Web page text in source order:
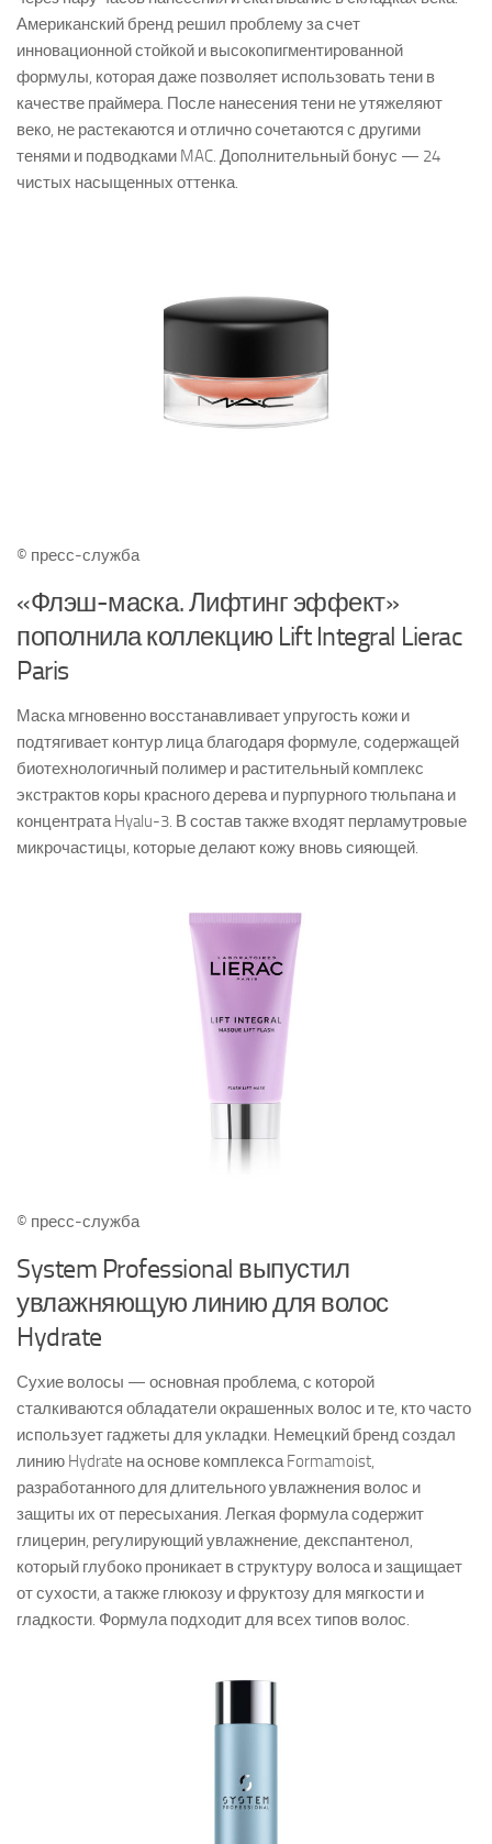
Американский бренд решил проблему за счет
инновационной стойкой и высокопигментированной
формулы, которая даже позволяет использовать тени в
качестве праймера. После нанесения тени не утяжеляют
веко, не растекаются и отлично сочетаются с другими
тенями и подводками MAC. Дополнительный бонус — 24
чистых насыщенных оттенка.
© пресс-служба
«Флэш-маска. Лифтинг эффект»
пополнила коллекцию Lift Integral Lierac
Paris
Маска мгновенно восстанавливает упругость кожи и
подтягивает контур лица благодаря формуле, содержащей
биотехнологичный полимер и растительный комплекс
экстрактов коры красного дерева и пурпурного тюльпана и
концентрата Hyalu-3. В состав также входят перламутровые
микрочастицы, которые делают кожу вновь сияющей.
© пресс-служба
System Professional выпустил
увлажняющую линию для волос
Hydrate
Сухие волосы — основная проблема, с которой
сталкиваются обладатели окрашенных волос и те, кто часто
использует гаджеты для укладки. Немецкий бренд создал
линию Hydrate на основе комплекса Formamoist,
разработанного для длительного увлажнения волос и
защиты их от пересыхания. Легкая формула содержит
глицерин, регулирующий увлажнение, декспантенол,
который глубоко проникает в структуру волоса и защищает
от сухости, а также глюкозу и фруктозу для мягкости и
гладкости. Формула подходит для всех типов волос.